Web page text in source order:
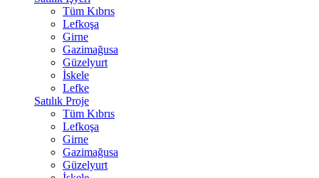
Tüm Kıbrıs
Lefkoşa
Girne
Gazimağusa
Güzelyurt
İskele
Lefke
Satılık Proje
Tüm Kıbrıs
Lefkoşa
Girne
Gazimağusa
Güzelyurt